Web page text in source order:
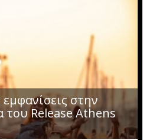
στην
του Release Athens